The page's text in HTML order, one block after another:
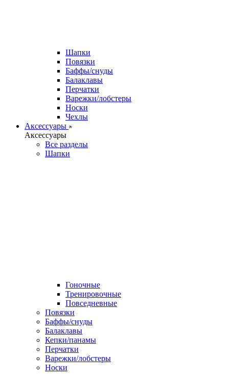
Шапки
Повязки
Баффы/снуды
Балаклавы
Перчатки
Варежки/лобстеры
Носки
Чехлы
Аксессуары
Аксессуары
Все разделы
Шапки
Гоночные
Тренировочные
Повседневные
Повязки
Баффы/снуды
Балаклавы
Кепки/панамы
Перчатки
Варежки/лобстеры
Носки